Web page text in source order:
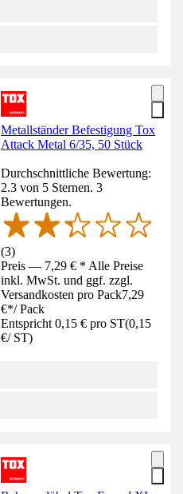
Metallständer Befestigung Tox
Attack Metal 6/35, 50 Stück
Durchschnittliche Bewertung:
2.3 von 5 Sternen. 3
Bewertungen.
(3)
Preis — 7,29 € * Alle Preise
inkl. MwSt. und ggf. zzgl.
Versandkosten pro Pack7,29
€*/ Pack
Entspricht 0,15 € pro ST(0,15
€/ ST)